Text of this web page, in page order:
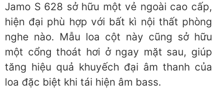
Jamo S 628 sở hữu một vẻ ngoài cao cấp,
hiện đại phù hợp với bất kì nội thất phòng
nghe nào. Mẫu loa cột này cũng sở hữu
một cổng thoát hơi ở ngay mặt sau, giúp
tăng hiệu quả khuyếch đại âm thanh của
loa đặc biệt khi tái hiện âm bass.